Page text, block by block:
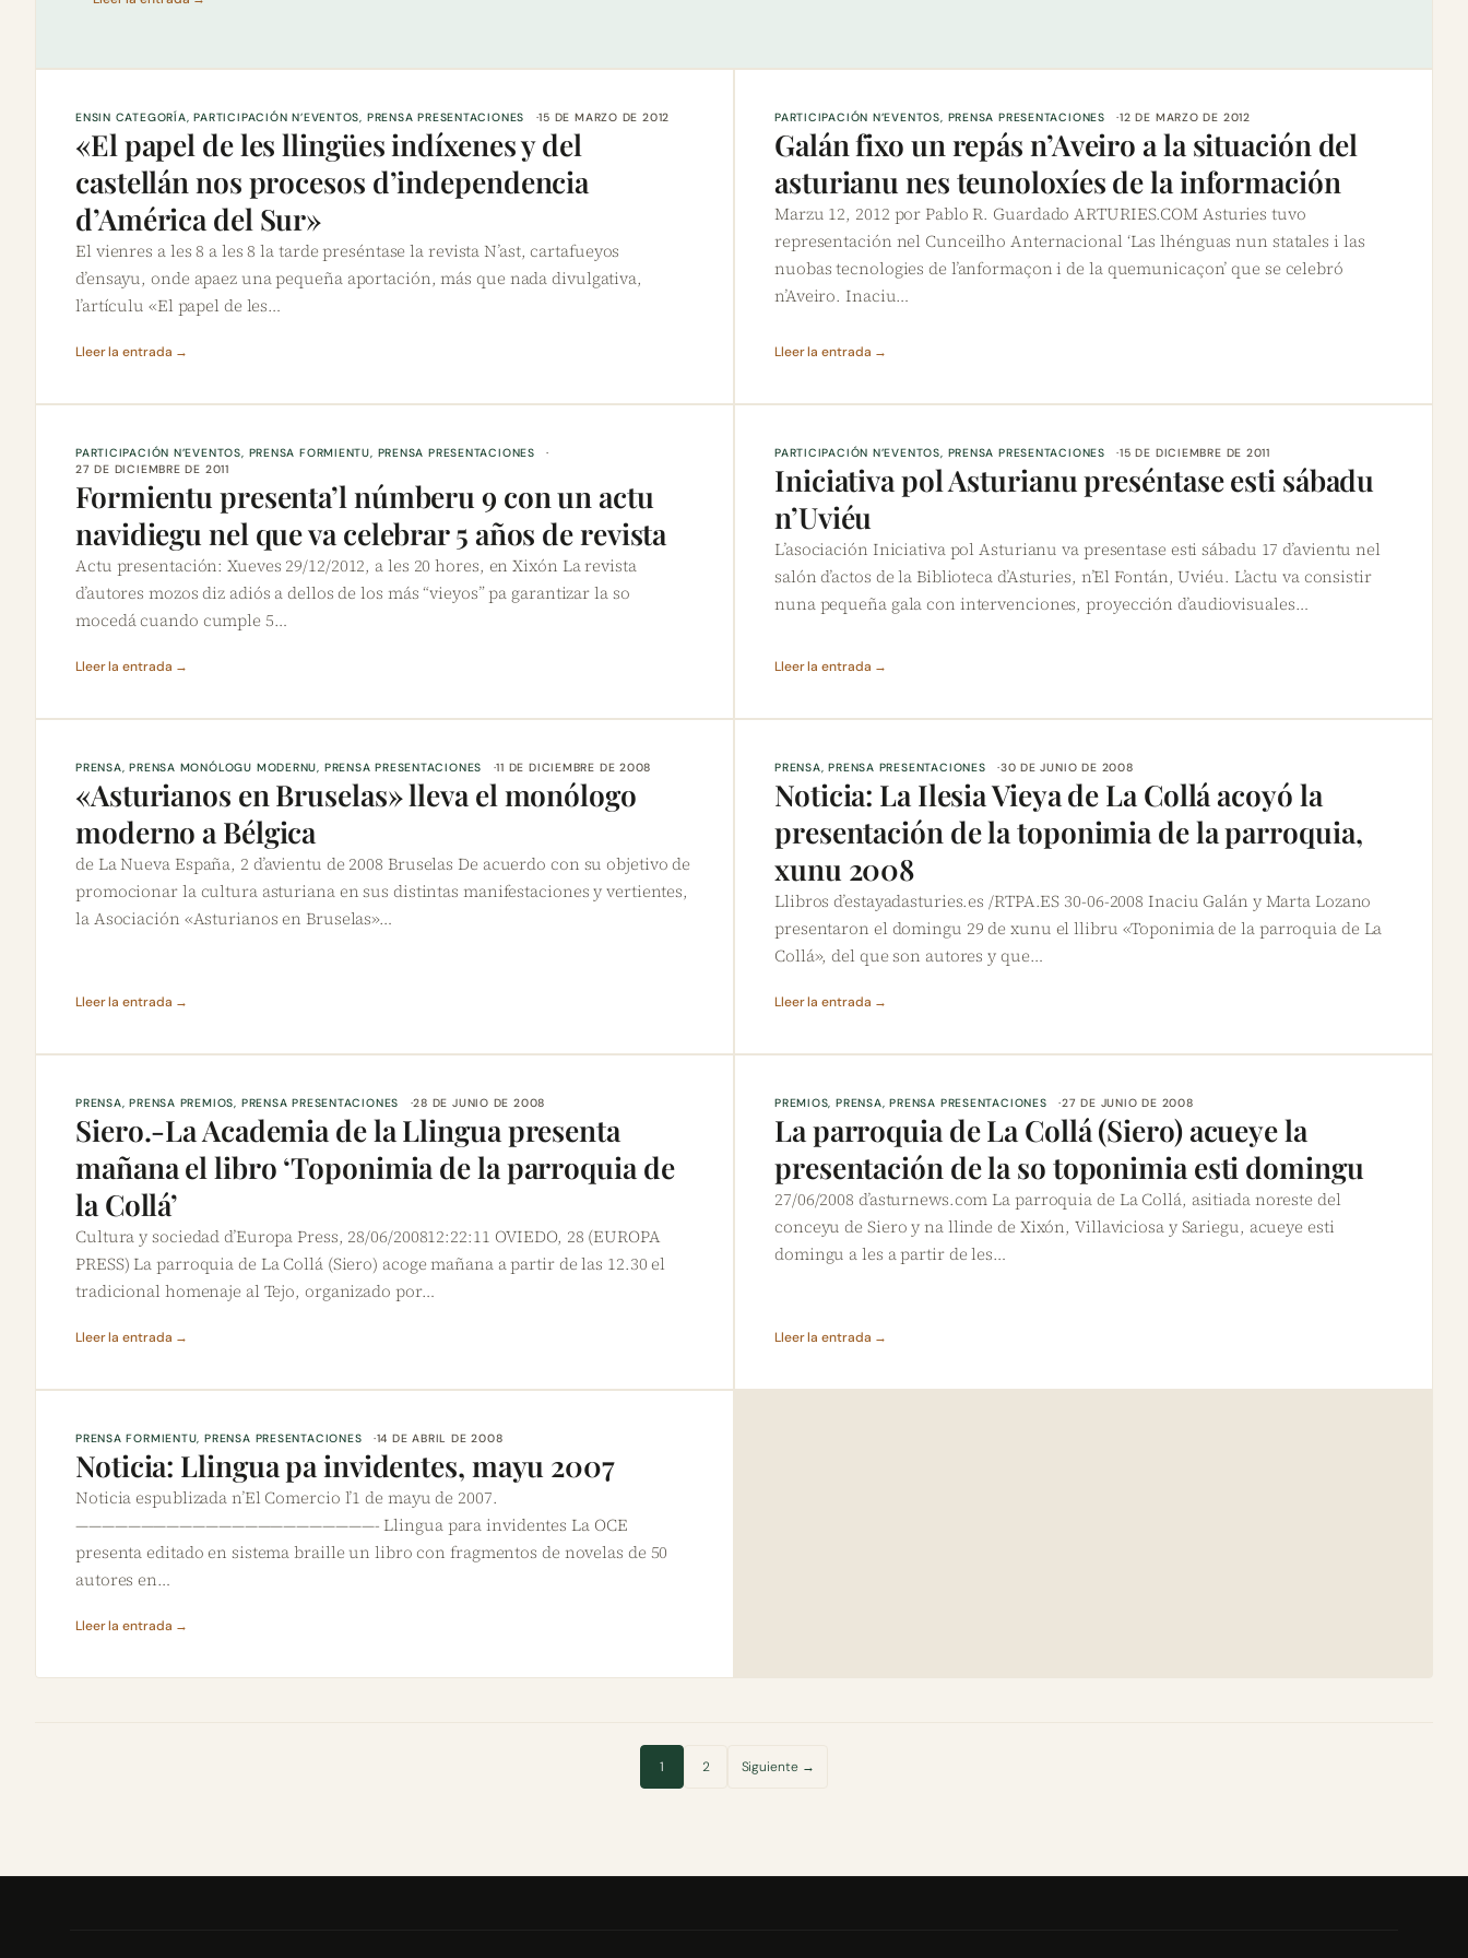
ENSIN CATEGORÍA, PARTICIPACIÓN N’EVENTOS, PRENSA PRESENTACIONES 15 DE MARZO DE 2012
«El papel de les llingües indíxenes y del
castellán nos procesos d’independencia
d’América del Sur»
El vienres a les 8 a les 8 la tarde preséntase la revista N’ast, cartafueyos
d’ensayu, onde apaez una pequeña aportación, más que nada divulgativa,
l’artículu «El papel de les…
Lleer la entrada →
PARTICIPACIÓN N’EVENTOS, PRENSA PRESENTACIONES 12 DE MARZO DE 2012
Galán fixo un repás n’Aveiro a la situación del
asturianu nes teunoloxíes de la información
Marzu 12, 2012 por Pablo R. Guardado ARTURIES.COM Asturies tuvo
representación nel Cunceilho Anternacional ‘Las lhénguas nun statales i las
nuobas tecnologies de l’anformaçon i de la quemunicaçon’ que se celebró
n’Aveiro. Inaciu…
Lleer la entrada →
PARTICIPACIÓN N’EVENTOS, PRENSA FORMIENTU, PRENSA PRESENTACIONES
27 DE DICIEMBRE DE 2011
Formientu presenta’l númberu 9 con un actu
navidiegu nel que va celebrar 5 años de revista
Actu presentación: Xueves 29/12/2012, a les 20 hores, en Xixón La revista
d’autores mozos diz adiós a dellos de los más “vieyos” pa garantizar la so
mocedá cuando cumple 5…
Lleer la entrada →
PARTICIPACIÓN N’EVENTOS, PRENSA PRESENTACIONES 15 DE DICIEMBRE DE 2011
Iniciativa pol Asturianu preséntase esti sábadu
n’Uviéu
L’asociación Iniciativa pol Asturianu va presentase esti sábadu 17 d’avientu nel
salón d’actos de la Biblioteca d’Asturies, n’El Fontán, Uviéu. L’actu va consistir
nuna pequeña gala con intervenciones, proyección d’audiovisuales…
Lleer la entrada →
PRENSA, PRENSA MONÓLOGU MODERNU, PRENSA PRESENTACIONES 11 DE DICIEMBRE DE 2008
«Asturianos en Bruselas» lleva el monólogo
moderno a Bélgica
de La Nueva España, 2 d’avientu de 2008 Bruselas De acuerdo con su objetivo de
promocionar la cultura asturiana en sus distintas manifestaciones y vertientes,
la Asociación «Asturianos en Bruselas»…
Lleer la entrada →
PRENSA, PRENSA PRESENTACIONES 30 DE JUNIO DE 2008
Noticia: La Ilesia Vieya de La Collá acoyó la
presentación de la toponimia de la parroquia,
xunu 2008
Llibros d’estayadasturies.es /RTPA.ES 30-06-2008 Inaciu Galán y Marta Lozano
presentaron el domingu 29 de xunu el llibru «Toponimia de la parroquia de La
Collá», del que son autores y que…
Lleer la entrada →
PRENSA, PRENSA PREMIOS, PRENSA PRESENTACIONES 28 DE JUNIO DE 2008
Siero.-La Academia de la Llingua presenta
mañana el libro ‘Toponimia de la parroquia de
la Collá’
Cultura y sociedad d’Europa Press, 28/06/200812:22:11 OVIEDO, 28 (EUROPA
PRESS) La parroquia de La Collá (Siero) acoge mañana a partir de las 12.30 el
tradicional homenaje al Tejo, organizado por…
Lleer la entrada →
PREMIOS, PRENSA, PRENSA PRESENTACIONES 27 DE JUNIO DE 2008
La parroquia de La Collá (Siero) acueye la
presentación de la so toponimia esti domingu
27/06/2008 d’asturnews.com La parroquia de La Collá, asitiada noreste del
conceyu de Siero y na llinde de Xixón, Villaviciosa y Sariegu, acueye esti
domingu a les a partir de les…
Lleer la entrada →
PRENSA FORMIENTU, PRENSA PRESENTACIONES 14 DE ABRIL DE 2008
Noticia: Llingua pa invidentes, mayu 2007
Noticia espublizada n’El Comercio l’1 de mayu de 2007.
———————————————————————- Llingua para invidentes La OCE
presenta editado en sistema braille un libro con fragmentos de novelas de 50
autores en…
Lleer la entrada →
1 2 Siguiente →